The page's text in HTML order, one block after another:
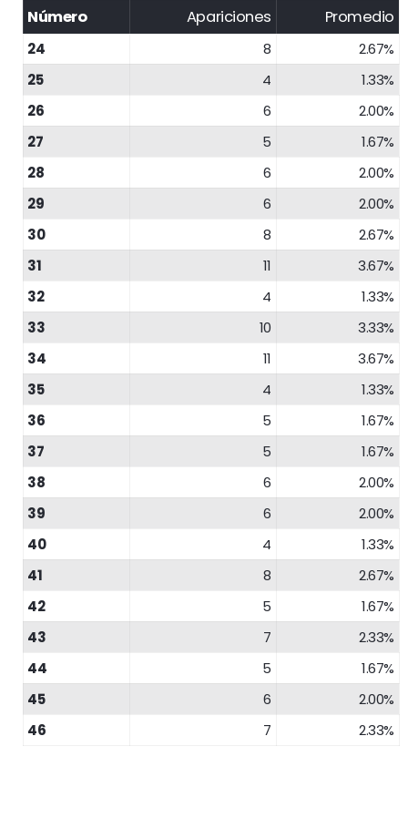
Número Apariciones Promedio
24 8
2.67%
25
4
1.33%
26
6
2.00%
27
5
1.67%
28
6
2.00%
29
6
2.00%
30
8
2.67%
31
11
3.67%
32
4
1.33%
33
10
3.33%
34
11
3.67%
35
4
1.33%
36
5
1.67%
37
5
1.67%
38
6
2.00%
39
6
2.00%
40
4
1.33%
41
8
2.67%
42
5
1.67%
43
7
2.33%
44
5
1.67%
45
6
2.00%
46
7 2.33%